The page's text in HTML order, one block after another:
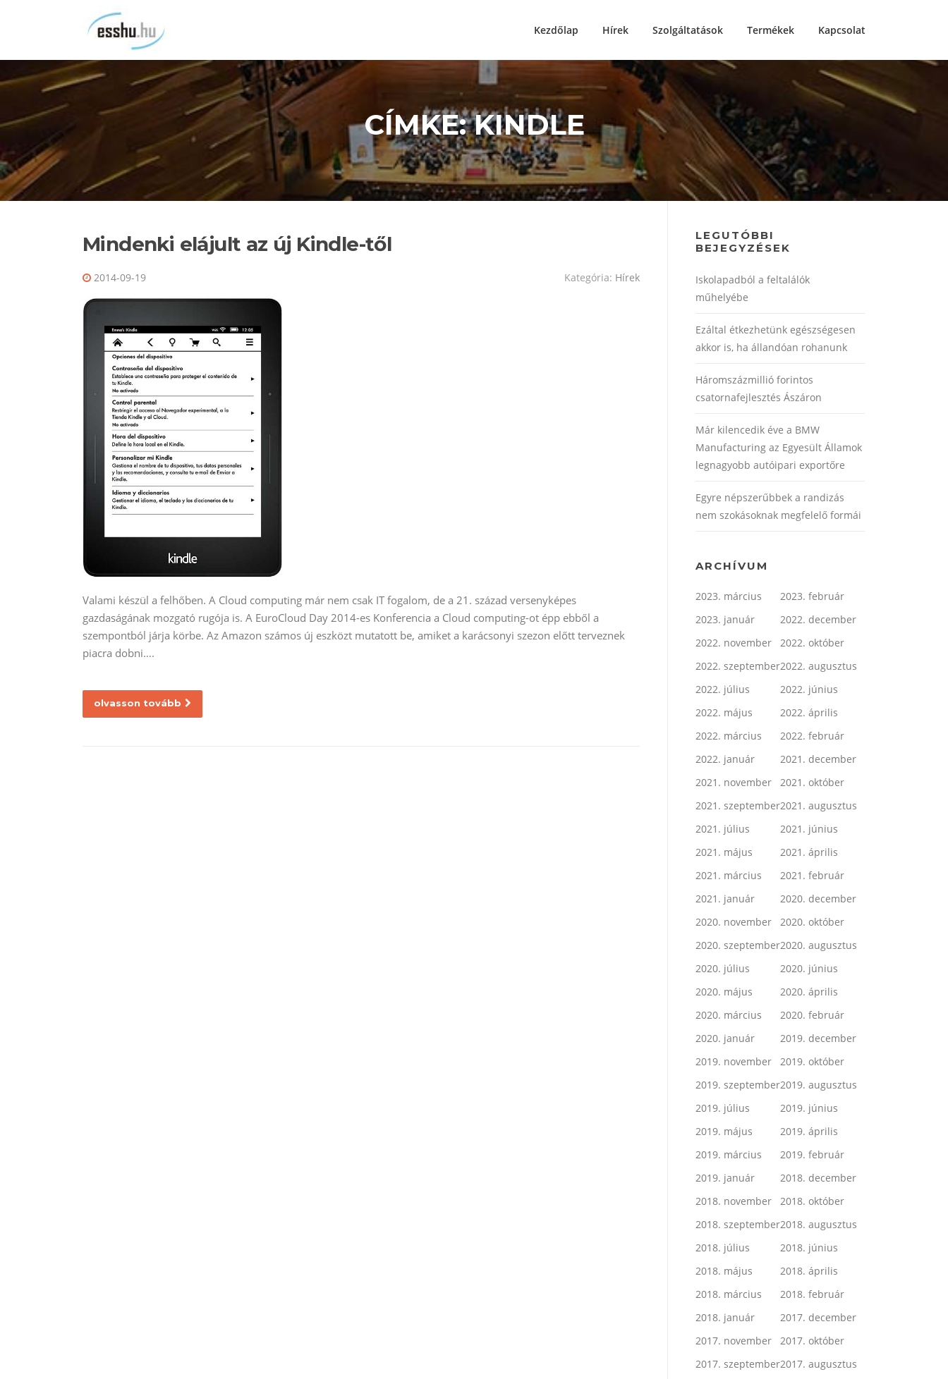
Kezdőlap Hírek Szolgáltatások Termékek Kapcsolat
CÍMKE:KINDLE
Mindenki elájult az új Kindle-től
2014-09-19 Kategória: Hírek
Valami készül a felhőben. A Cloud computing már nem csak IT fogalom, de a 21. század versenyképes
gazdaságának mozgató rugója is. A EuroCloud Day 2014-es Konferencia a Cloud computing-ot épp ebből a
szempontból járja körbe. Az Amazon számos új eszközt mutatott be, amiket a karácsonyi szezon előtt terveznek
piacra dobni….
olvasson tovább
LEGUTÓBBI
BEJEGYZÉSEK
Iskolapadból a feltalálók
műhelyébe
Ezáltal étkezhetünk egészségesen
akkor is, ha állandóan rohanunk
Háromszázmillió forintos
csatornafejlesztés Ászáron
Már kilencedik éve a BMW
Manufacturing az Egyesült Államok
legnagyobb autóipari exportőre
Egyre népszerűbbek a randizás
nem szokásoknak megfelelő formái
ARCHÍVUM
2023. március
2023. február
2023. január
2022. december
2022. november
2022. október
2022. szeptember2022. augusztus
2022. július
2022. június
2022. május
2022. április
2022. március
2022. február
2022. január
2021. december
2021. november
2021. október
2021. szeptember2021. augusztus
2021. július
2021. június
2021. május
2021. április
2021. március
2021. február
2021. január
2020. december
2020. november
2020. október
2020. szeptember2020. augusztus
2020. július
2020. június
2020. május
2020. április
2020. március
2020. február
2020. január
2019. december
2019. november
2019. október
2019. szeptember2019. augusztus
2019. július
2019. június
2019. május
2019. április
2019. március
2019. február
2019. január
2018. december
2018. november
2018. október
2018. szeptember2018. augusztus
2018. július
2018. június
2018. május
2018. április
2018. március
2018. február
2018. január
2017. december
2017. november
2017. október
2017. szeptember2017. augusztus